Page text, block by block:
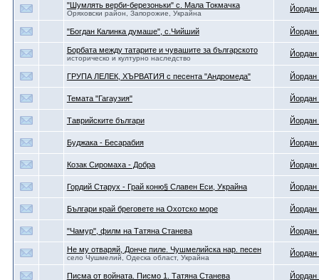
"Шумлять верби-березоньки" с. Мала Токмачка
Оряховски район, Запорожие, Украйна
"Богдан Калинка думаше", с.Чийший
Борбата между татарите и чувашите за българското
историческо и културно наследство
ГРУПА ЛЕЛЕК, ХЪРВАТИЯ с песента "Андромеда"
Темата "Гагаузия"
Таврийските българи
Буджака - Бесарабия
Козак Сиромаха - Добра
Гордий Старух - Грай коню§ Славен Еси, Украйна
Българи край бреговете на Охотско море
"Чамур", филм на Татяна Станева
Не му отваряй, Донче пиле. Чушмелийска нар. песен
село Чушмелий, Одеска област, Украйна
Писма от войната. Писмо 1. Татяна Станева